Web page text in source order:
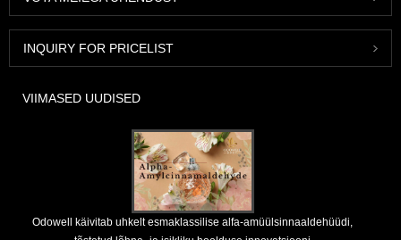
INQUIRY FOR PRICELIST
VIIMASED UUDISED
Odowell käivitab uhkelt esmaklassilise alfa-amüülsinnaaldehüüdi,